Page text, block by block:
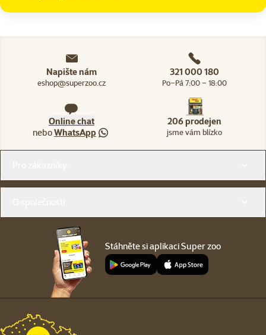
Napište nám
eshop@superzoo.cz
321 000 180
Po–Pá 7:00 – 18:00
Online chat
neboWhatsApp
206 prodejen
jsme vám blízko
Stáhněte si aplikaci Super zoo